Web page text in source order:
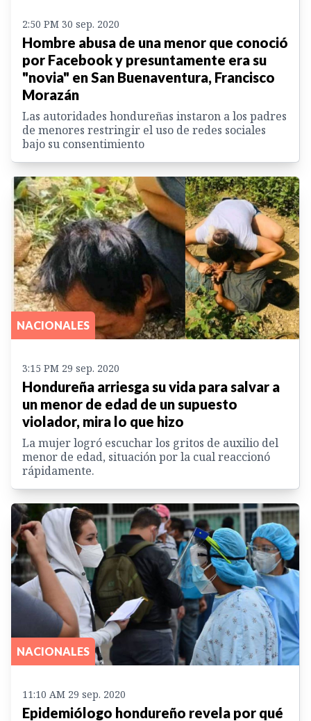
2:50 PM 30 sep. 2020
Hombre abusa de una menor que conoció
por Facebook y presuntamente era su
"novia" en San Buenaventura, Francisco
Morazán
Las autoridades hondureñas instaron a los padres
de menores restringir el uso de redes sociales
bajo su consentimiento
NACIONALES
3:15 PM 29 sep. 2020
Hondureña arriesga su vida para salvar a
un menor de edad de un supuesto
violador, mira lo que hizo
La mujer logró escuchar los gritos de auxilio del
menor de edad, situación por la cual reaccionó
rápidamente.
NACIONALES
11:10 AM 29 sep. 2020
Epidemiólogo hondureño revela por qué